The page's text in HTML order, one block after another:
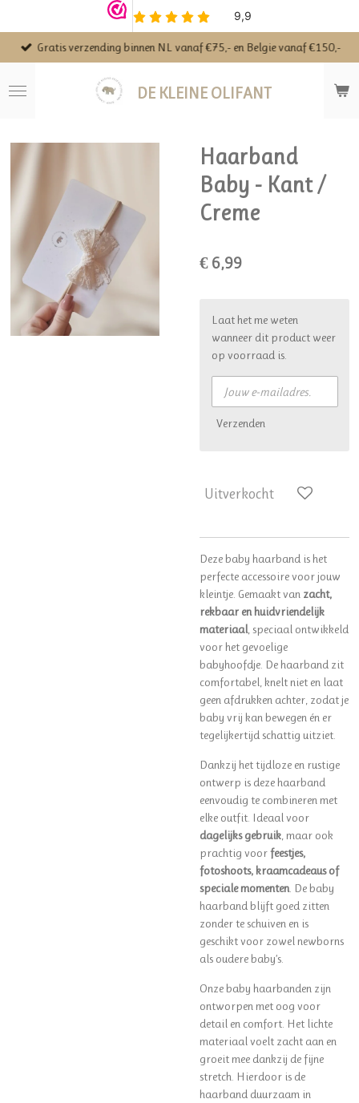
direct
naar
hoofdinhoud
DE KLEINE OLIFANT
Gratis verzending binnen NL vanaf €75,- en Belgie vanaf €150,-
Haarband
Baby - Kant /
Creme
€ 6,99
Laat het me weten
wanneer dit product weer
op voorraad is.
Verzenden
Uitverkocht
Deze baby haarband is het
perfecte accessoire voor jouw
kleintje. Gemaakt van zacht,
rekbaar en huidvriendelijk
materiaal, speciaal ontwikkeld
voor het gevoelige
babyhoofdje. De haarband zit
comfortabel, knelt niet en laat
geen afdrukken achter, zodat je
baby vrij kan bewegen én er
tegelijkertijd schattig uitziet.
Dankzij het tijdloze en rustige
ontwerp is deze haarband
eenvoudig te combineren met
elke outfit. Ideaal voor
dagelijks gebruik, maar ook
prachtig voorfeestjes,
fotoshoots, kraamcadeaus of
speciale momenten. De baby
haarband blijft goed zitten
zonder te schuiven en is
geschikt voor zowel newborns
als oudere baby’s.
Onze baby haarbanden zijn
ontworpen met oog voor
detail en comfort. Het lichte
materiaal voelt zacht aan en
groeit mee dankzij de fijne
stretch. Hierdoor is de
haarband duurzaam in